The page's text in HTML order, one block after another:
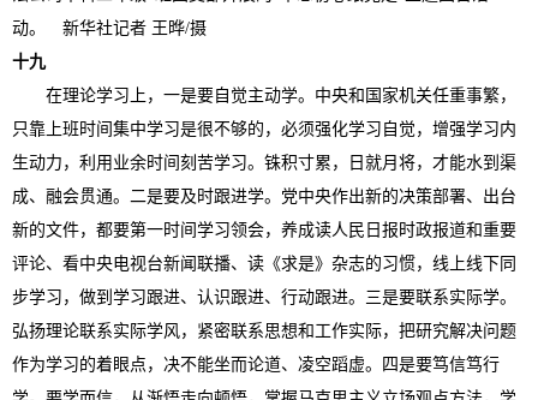
动。 新华社记者 王晔/摄
十九
在理论学习上，一是要自觉主动学。中央和国家机关任重事繁，
只靠上班时间集中学习是很不够的，必须强化学习自觉，增强学习内
生动力，利用业余时间刻苦学习。铢积寸累，日就月将，才能水到渠
成、融会贯通。二是要及时跟进学。党中央作出新的决策部署、出台
新的文件，都要第一时间学习领会，养成读人民日报时政报道和重要
评论、看中央电视台新闻联播、读《求是》杂志的习惯，线上线下同
步学习，做到学习跟进、认识跟进、行动跟进。三是要联系实际学。
弘扬理论联系实际学风，紧密联系思想和工作实际，把研究解决问题
作为学习的着眼点，决不能坐而论道、凌空蹈虚。四是要笃信笃行